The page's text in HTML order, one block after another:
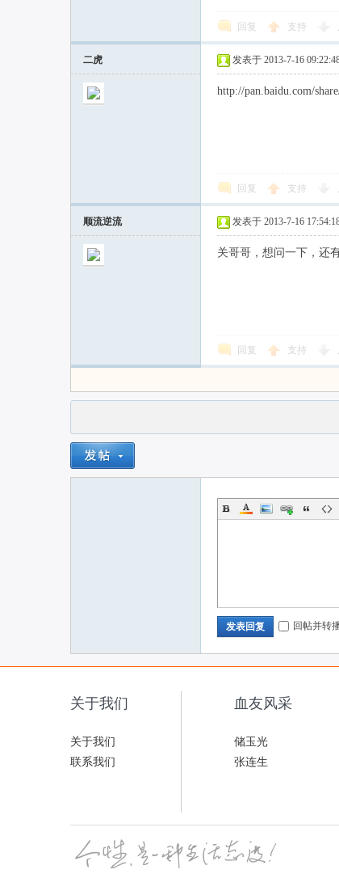
回复 支持
二虎 发表于 2013-7-16
http://pan.baidu.com/
回复 支持
顺流逆流 发表于 2013-7-16
关哥哥，想问一下，还
回复 支持
发表回复 回帖并转
关于我们
关于我们
联系我们
血友风采
储玉光
张连生